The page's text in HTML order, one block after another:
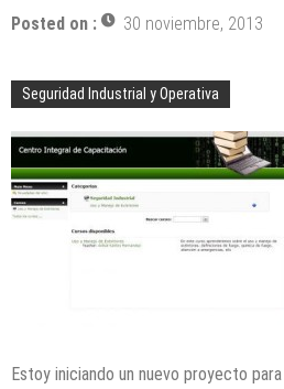
Posted on : 30 noviembre, 2013
Seguridad Industrial y Operativa
Estoy iniciando un nuevo proyecto